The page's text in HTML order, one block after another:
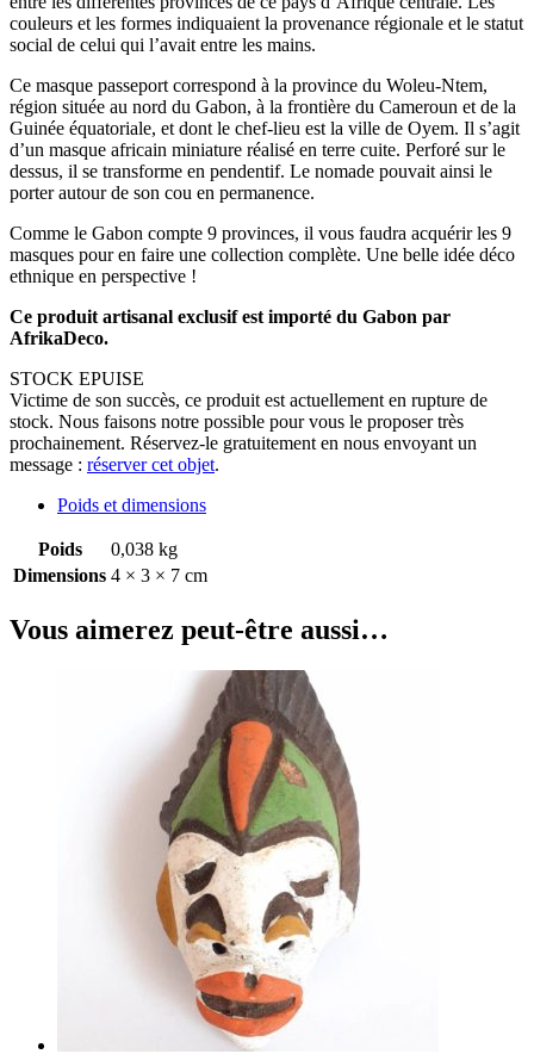
couleurs et les formes indiquaient la provenance régionale et le statut
social de celui qui l’avait entre les mains.
Ce masque passeport correspond à la province du Woleu-Ntem,
région située au nord du Gabon, à la frontière du Cameroun et de la
Guinée équatoriale, et dont le chef-lieu est la ville de Oyem. Il s’agit
d’un masque africain miniature réalisé en terre cuite. Perforé sur le
dessus, il se transforme en pendentif. Le nomade pouvait ainsi le
porter autour de son cou en permanence.
Comme le Gabon compte 9 provinces, il vous faudra acquérir les 9
masques pour en faire une collection complète. Une belle idée déco
ethnique en perspective !
Ce produit artisanal exclusif est importé du Gabon par
AfrikaDeco.
STOCK EPUISE
Victime de son succès, ce produit est actuellement en rupture de
stock. Nous faisons notre possible pour vous le proposer très
prochainement. Réservez-le gratuitement en nous envoyant un
message : réserver cet objet.
Poids et dimensions
Poids
0,038 kg
Dimensions 4 × 3 × 7 cm
Vous aimerez peut-être aussi…